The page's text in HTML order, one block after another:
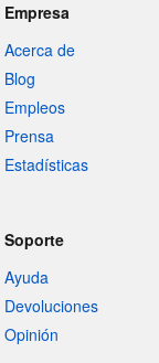
Empresa
Acerca de
Blog
Empleos
Prensa
Estadísticas
Soporte
Ayuda
Devoluciones
Opinión